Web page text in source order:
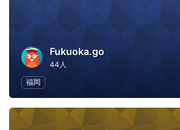
Fukuoka.go
44人
福岡